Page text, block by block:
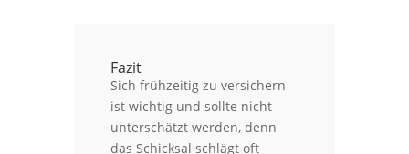
Fazit
Sich frühzeitig zu versichern
ist wichtig und sollte nicht
unterschätzt werden, denn
das Schicksal schlägt oft